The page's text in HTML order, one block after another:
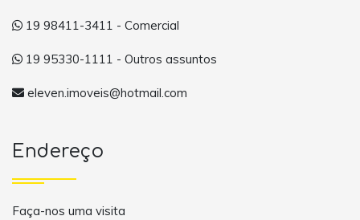
19 98411-3411 - Comercial
19 95330-1111 - Outros assuntos
eleven.imoveis@hotmail.com
Endereço
Faça-nos uma visita